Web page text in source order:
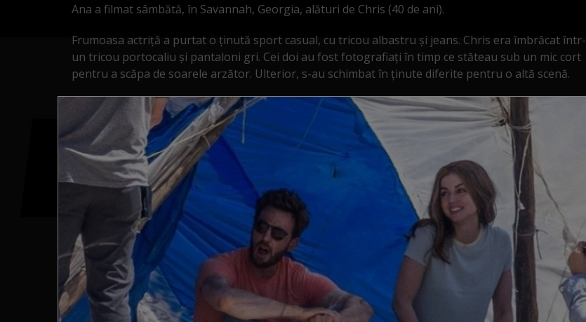
Ana a filmat sâmbătă, în Savannah, Georgia, alături de Chris (40 de ani).
Frumoasa actriță a purtat o ținută sport casual, cu tricou albastru și jeans. Chris era îmbrăcat într-
un tricou portocaliu și pantaloni gri. Cei doi au fost fotografiați în timp ce stăteau sub un mic cort
pentru a scăpa de soarele arzător. Ulterior, s-au schimbat în ținute diferite pentru o altă scenă.